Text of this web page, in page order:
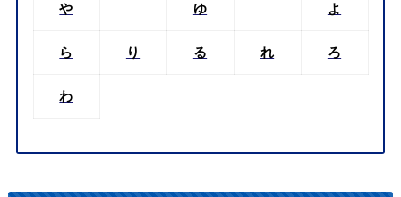
や ゆ よ
ら り る れ ろ
わ